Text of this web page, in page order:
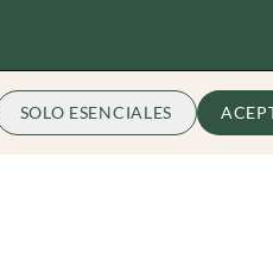
SOLO ESENCIALES